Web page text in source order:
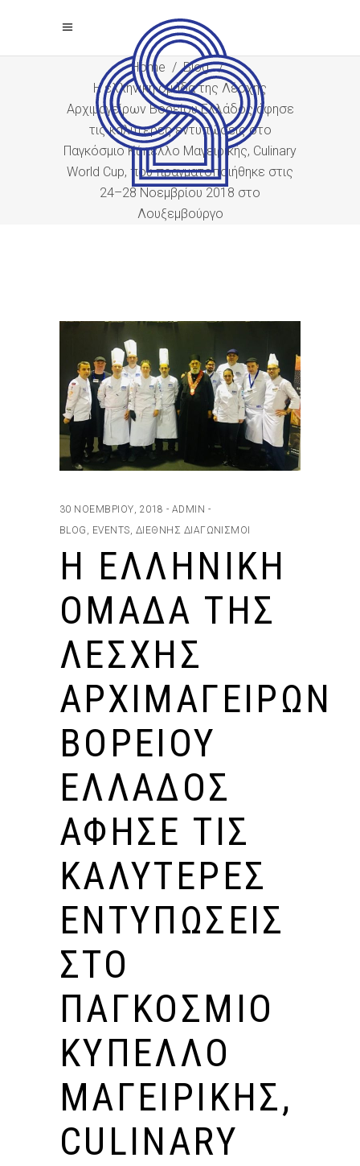
Home /Blog /
Η ελληνική ομάδα της Λέσχης
Αρχιμαγείρων Βορείου Ελλάδος άφησε
τις καλύτερες εντυπώσεις στο
Παγκόσμιο Κύπελλο Μαγειρικής, Culinary
World Cup, που πραγματοποιήθηκε στις
24–28 Νοεμβρίου 2018 στο
Λουξεμβούργο
30 ΝΟΕΜΒΡΊΟΥ, 2018
ADMIN
BLOG , EVENTS, ΔΙΕΘΝΉΣ ΔΙΑΓΩΝΙΣΜΟΊ
Η ΕΛΛΗΝΙΚΉ
ΟΜΆΔΑ ΤΗΣ
ΛΈΣΧΗΣ
ΑΡΧΙΜΑΓΕΊΡΩΝ
ΒΟΡΕΊΟΥ
ΕΛΛΆΔΟΣ
ΆΦΗΣΕ ΤΙΣ
ΚΑΛΎΤΕΡΕΣ
ΕΝΤΥΠΏΣΕΙΣ
ΣΤΟ
ΠΑΓΚΌΣΜΙΟ
ΚΎΠΕΛΛΟ
ΜΑΓΕΙΡΙΚΉΣ,
CULINARY